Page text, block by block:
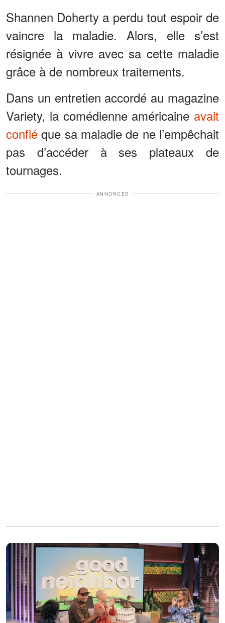
Shannen Doherty a perdu tout espoir de
vaincre la maladie. Alors, elle s’est
résignée à vivre avec sa cette maladie
grâce à de nombreux traitements.
Dans un entretien accordé au magazine
Variety, la comédienne américaine avait
confié que sa maladie de ne l’empêchait
pas d’accéder à ses plateaux de
tournages.
ANNONCES